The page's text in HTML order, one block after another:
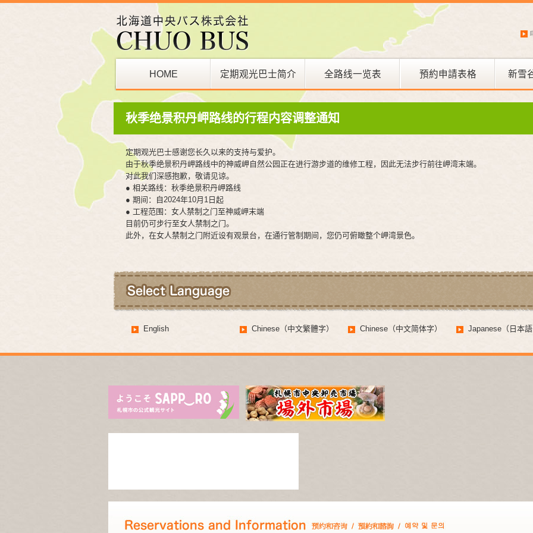
HOME 定期观光巴士简介 全路线一览表 預約申請表格 新雪
巴士站 新雪谷 滑雪巴士
秋季绝景积丹岬路线的行程内容调整通知
定期观光巴士感谢您长久以来的支持与爱护。
由于秋季绝景积丹岬路线中的神威岬自然公园正在进行游步道的维修工程，因此无法步行前往岬湾末端。
对此我们深感抱歉，敬请见谅。
● 相关路线：秋季绝景积丹岬路线
● 期间：自2024年10月1日起
● 工程范围：女人禁制之门至神威岬末端
目前仍可步行至女人禁制之门。
此外，在女人禁制之门附近设有观景台，在通行管制期间，您仍可俯瞰整个岬湾景色。
English Chinese（中文繁體字） Chinese（中文简体字） Japanese（日本